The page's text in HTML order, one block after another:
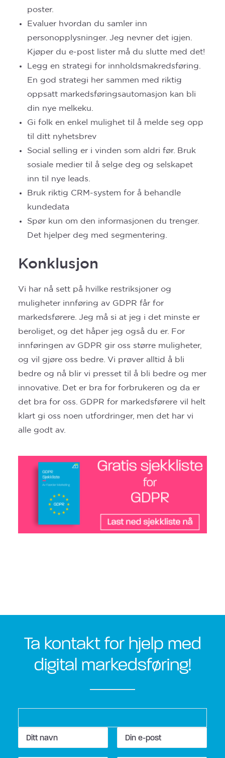
poster.
Evaluer hvordan du samler inn
personopplysninger. Jeg nevner det igjen.
Kjøper du e-post lister må du slutte med det!
Legg en strategi for innholdsmakredsføring.
En god strategi her sammen med riktig
oppsatt markedsføringsautomasjon kan bli
din nye melkeku.
Gi folk en enkel mulighet til å melde seg opp
til ditt nyhetsbrev
Social selling er i vinden som aldri før. Bruk
sosiale medier til å selge deg og selskapet
inn til nye leads.
Bruk riktig CRM-system for å behandle
kundedata
Spør kun om den informasjonen du trenger.
Det hjelper deg med segmentering.
Konklusjon
Vi har nå sett på hvilke restriksjoner og
muligheter innføring av GDPR får for
markedsførere. Jeg må si at jeg i det minste er
beroliget, og det håper jeg også du er. For
innføringen av GDPR gir oss større muligheter,
og vil gjøre oss bedre. Vi prøver alltid å bli
bedre og nå blir vi presset til å bli bedre og mer
innovative. Det er bra for forbrukeren og da er
det bra for oss. GDPR for markedsførere vil helt
klart gi oss noen utfordringer, men det har vi
alle godt av.
Ta kontakt for hjelp med
digital markedsføring!